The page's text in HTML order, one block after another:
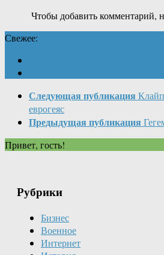
Чтобы добавить комментарий,
Свежее:
Следующая публикация
еврогеяс
Предыдущая публикация
Привет, гость!
Рубрики
Бизнес
Военное
Интернет